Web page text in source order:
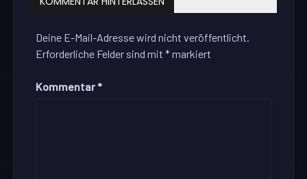
Deine E-Mail-Adresse wird nicht veröffentlicht.
Erforderliche Felder sind mit*markiert
Kommentar *